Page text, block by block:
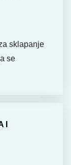
sklapanje
se
I